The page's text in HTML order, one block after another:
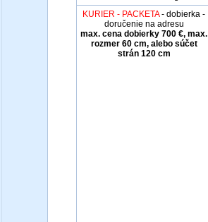
KURIER - PACKETA- dobierka -
doručenie na adresu
max. cena dobierky 700 €, max.
rozmer 60 cm, alebo súčet
strán 120 cm